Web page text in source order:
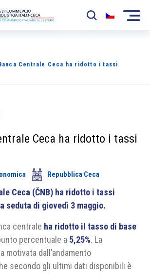
Centrale Ceca ha ridotto i tassi
Ceca ha ridotto i tassi
Repubblica Ceca
Ceca (ČNB) ha ridotto i tassi
seduta di giovedì 3 maggio.
centrale ha ridotto il tasso di base
percentuale a 5,25%. La
motivata dall’andamento
secondo gli ultimi dati disponibili è